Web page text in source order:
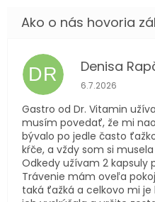
DR Denisa
Hodnotenie
6.7.2026
Gastro od Dr. Vitamin
musím povedať, že mi
bývalo po jedle často
kŕče, a vždy som si
Odkedy užívam 2 kapsuly
Trávenie mám oveľa
taká ťažká a celkovo mi je